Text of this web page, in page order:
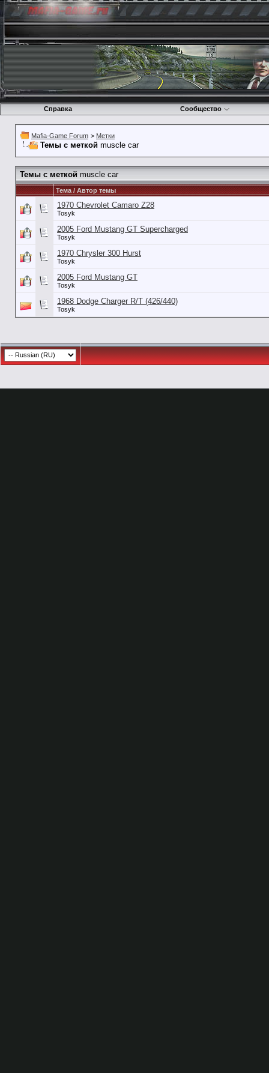
Справка Сообщество
Mafia-Game Forum > Метки
Темы с меткой muscle car
Темы с меткой muscle car
Тема / Автор темы
1970 Chevrolet Camaro Z28
Tosyk
2005 Ford Mustang GT Supercharged
Tosyk
1970 Chrysler 300 Hurst
Tosyk
2005 Ford Mustang GT
Tosyk
1968 Dodge Charger R/T (426/440)
Tosyk